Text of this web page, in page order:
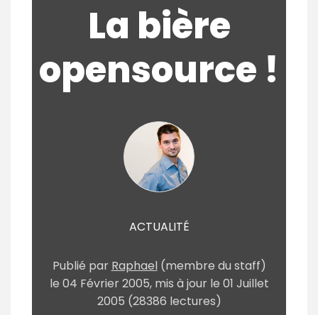
La bière
opensource !
ACTUALITÉ
Publié par Raphael (membre du staff)
le 04 Février 2005, mis à jour le 01 Juillet
2005 (28386 lectures)